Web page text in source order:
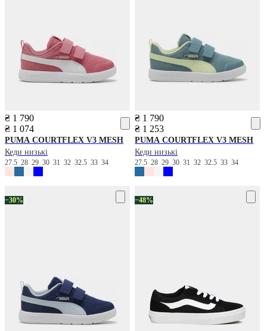
₴ 1 790
₴ 1 074
PUMA COURTFLEX V3 MESH
Кеди низькі
27.5 28 29 30 31 32 32.5 33 34
₴ 1 790
₴ 1 253
PUMA COURTFLEX V3 MESH
Кеди низькі
27.5282930313232.53334
−30% −48%